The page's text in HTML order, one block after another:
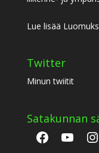
Lue lisää
Twitter
Minun twiitit
Satakunnan
FacebookYouTube